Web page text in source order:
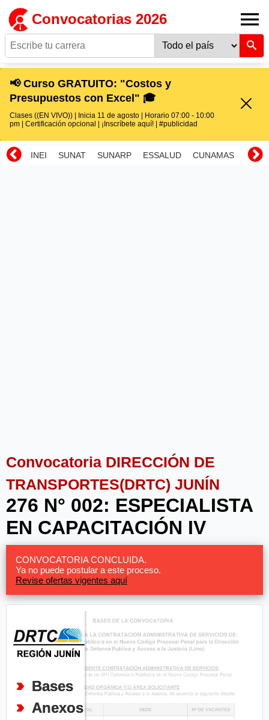
Convocatorias 2026
📢 Curso GRATUITO: "Costos y
Presupuestos con Excel" 🎓
Clases ((EN VIVO)) | Inicia 11 de agosto | Horario 07:00 - 10:00
pm | Certificación opcional | ¡Inscríbete aquí! | #publicidad
INEI SUNAT SUNARP ESSALUD CUNAMAS
Convocatoria DIRECCIÓN DE
TRANSPORTES(DRTC) JUNÍN
276 N° 002: ESPECIALISTA
EN CAPACITACIÓN IV
CONVOCATORIA CONCLUIDA.
Ya no puede postular a este proceso.
Revise ofertas vigentes aquí
Bases
Anexos